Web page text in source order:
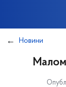
Новини